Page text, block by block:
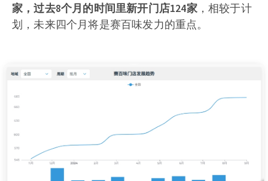
家，过去8个月的时间里新开门店124家，相较于计
划，未来四个月将是赛百味发力的重点。